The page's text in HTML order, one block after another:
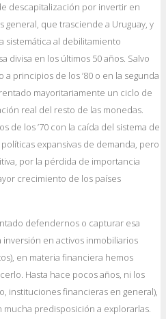
descapitalización por invertir en
que trasciende a Uruguay, y
sistemática al debilitamiento
divisa en los últimos 50 años. Salvo
principios de los ’80 o en la segunda
mayoritariamente un ciclo de
real del resto de las monedas.
de los ’70 con la caída del sistema de
expansivas de demanda, pero
por la pérdida de importancia
crecimiento de los países
defendernos o capturar esa
en activos inmobiliarios
en materia financiera hemos
Hasta hace pocos años, ni los
instituciones financieras en general),
predisposición a explorarlas.